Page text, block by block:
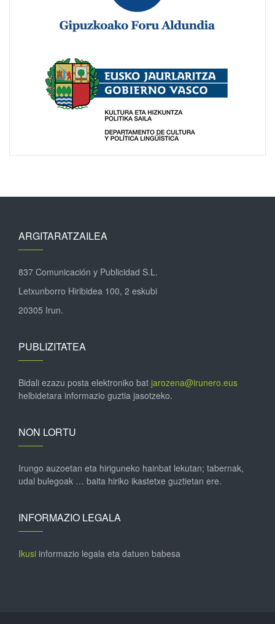
ARGITARATZAILEA
837 Comunicación y Publicidad S.L.
Letxunborro Hiribidea 100, 2 eskubi
20305 Irun.
PUBLIZITATEA
Bidali ezazu posta elektroniko bat jarozena@irunero.eus
helbidetara informazio guztia jasotzeko.
NON LORTU
Irungo auzoetan eta hiriguneko hainbat lekutan; tabernak,
udal bulegoak … baita hiriko ikastetxe guztietan ere.
INFORMAZIO LEGALA
Ikusi informazio legala eta datuen babesa